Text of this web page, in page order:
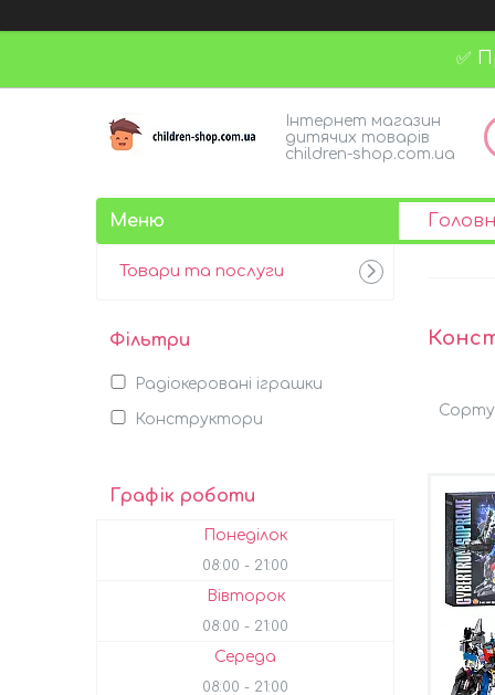
✅
Інтернет магазин
дитячих товарів
children-shop.com.ua
Товари та послуги
Фільтри
Радіокеровані іграшки
Конструктори
Графік роботи
Понеділок
08:00 21:00
Вівторок
08:00 21:00
Середа
08:00 21:00